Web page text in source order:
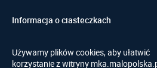
Informacja o ciasteczkach
Używamy plików cookies, aby ułatwić
korzystanie z witryny